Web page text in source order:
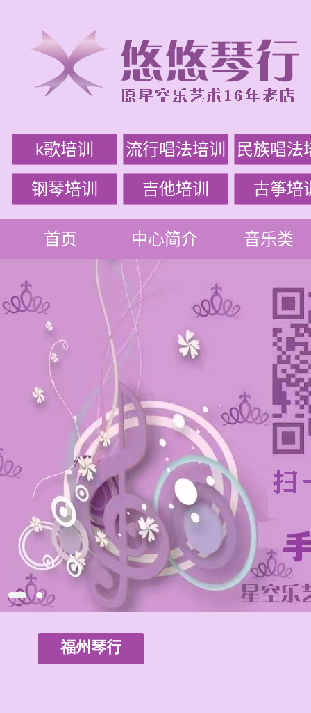
k歌培训 流行唱法培训 民族唱法
钢琴培训 吉他培训 古筝培
首页 中心简介 音乐类
福州琴行